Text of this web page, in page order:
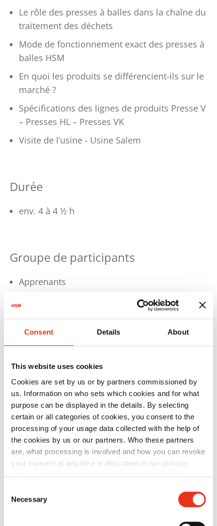
Consent Details About
This website uses cookies
Cookies are set by us or by partners commissioned by
us. Information on who sets which cookies and for what
purpose can be displayed in the details. By selecting
certain or all categories of cookies, you consent to the
processing of your usage data collected with the help of
the cookies by us or our partners. Who these partners
are, what processing is involved and how you can revoke
your consent at any time is described in our privacy
policy.
Selection
Necessary
Le rôle des presses à balles dans la chaîne du
traitement des déchets
Mode de fonctionnement exact des presses à
balles HSM
En quoi les produits se différencient-ils sur le
marché ?
Spécifications des lignes de produits Presse V
– Presses HL – Presses VK
Visite de l’usine - Usine Salem
Durée
env. 4 à 4 ½ h
Groupe de participants
Apprenants
Vente (interne ou externe)
Clientèle
Intervenant
Chargé de cours
Langues proposées : ALL, AN, autres langues
sur demande
Le séminaire donne un aperçu des différents